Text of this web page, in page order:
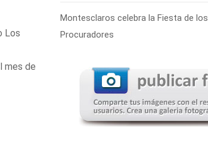
Los
mes de
Montesclaros celebra la Fiesta de los
Procuradores